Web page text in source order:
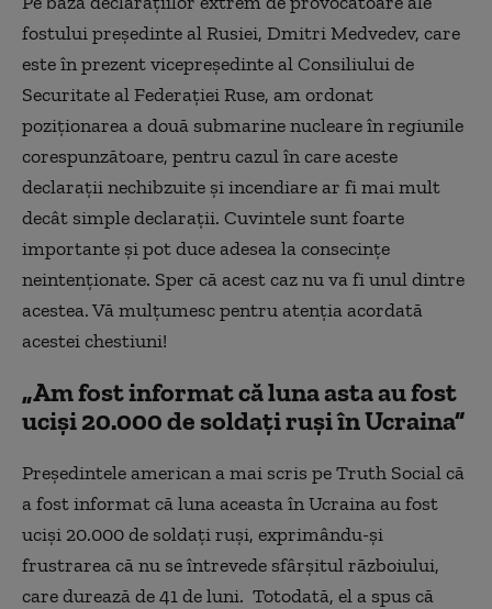
fostului președinte al Rusiei, Dmitri Medvedev, care
este în prezent vicepreședinte al Consiliului de
Securitate al Federației Ruse, am ordonat
poziționarea a două submarine nucleare în regiunile
corespunzătoare, pentru cazul în care aceste
declarații nechibzuite și incendiare ar fi mai mult
decât simple declarații. Cuvintele sunt foarte
importante și pot duce adesea la consecințe
neintenționate. Sper că acest caz nu va fi unul dintre
acestea. Vă mulțumesc pentru atenția acordată
acestei chestiuni!
„Am fost informat că luna asta au fost
uciși 20.000 de soldați ruși în Ucraina”
Președintele american a mai scris pe Truth Social că
a fost informat că luna aceasta în Ucraina au fost
uciși 20.000 de soldați ruși, exprimându-și
frustrarea că nu se întrevede sfârșitul războiului,
care durează de 41 de luni. Totodată, el a spus că